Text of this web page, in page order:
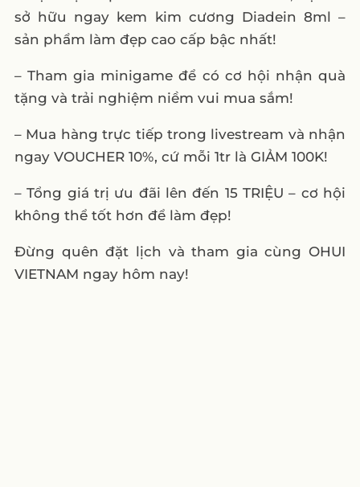
sở hữu ngay kem kim cương Diadein 8ml –
sản phẩm làm đẹp cao cấp bậc nhất!
– Tham gia minigame để có cơ hội nhận quà
tặng và trải nghiệm niềm vui mua sắm!
– Mua hàng trực tiếp trong livestream và nhận
ngay VOUCHER 10%, cứ mỗi 1tr là GIẢM 100K!
– Tổng giá trị ưu đãi lên đến 15 TRIỆU – cơ hội
không thể tốt hơn để làm đẹp!
Đừng quên đặt lịch và tham gia cùng OHUI
VIETNAM ngay hôm nay!